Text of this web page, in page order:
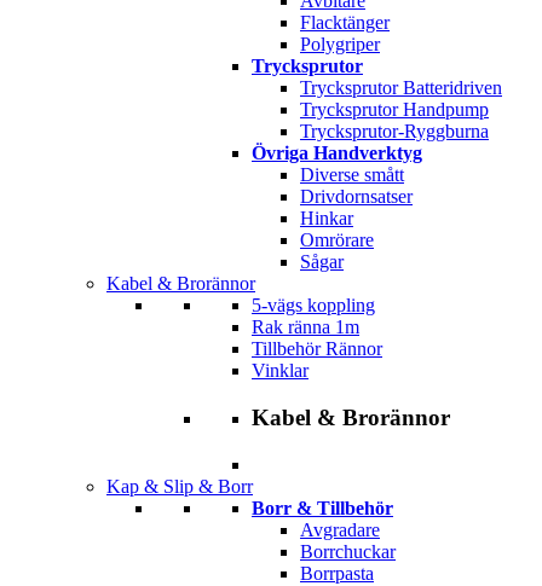
Flacktänger
Polygriper
Trycksprutor
Trycksprutor Batteridriven
Trycksprutor Handpump
Trycksprutor-Ryggburna
Övriga Handverktyg
Diverse smått
Drivdornsatser
Hinkar
Omrörare
Sågar
Kabel & Brorännor
5-vägs koppling
Rak ränna 1m
Tillbehör Rännor
Vinklar
Kabel & Brorännor
Kap & Slip & Borr
Borr & Tillbehör
Avgradare
Borrchuckar
Borrpasta